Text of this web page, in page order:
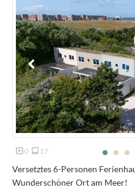
0 17
Versetztes 6-Personen
Wunderschöner Ort am Meer!